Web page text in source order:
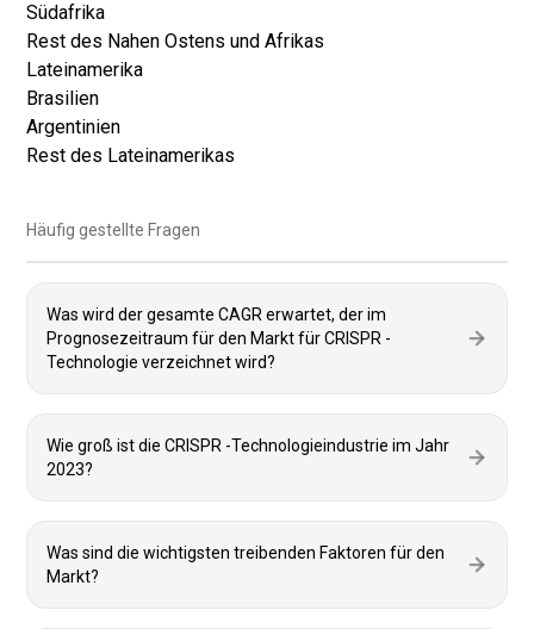
Südafrika
Rest des Nahen Ostens und Afrikas
Lateinamerika
Brasilien
Argentinien
Rest des Lateinamerikas
Häufig gestellte Fragen
Was wird der gesamte CAGR erwartet, der im
Prognosezeitraum für den Markt für CRISPR -
Technologie verzeichnet wird?
Wie groß ist die CRISPR -Technologieindustrie im Jahr
2023?
Was sind die wichtigsten treibenden Faktoren für den
Markt?